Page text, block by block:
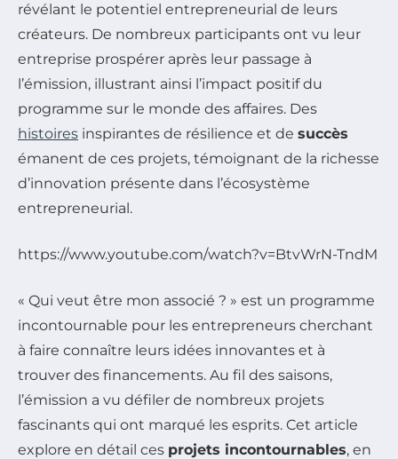
révélant le potentiel entrepreneurial de leurs
créateurs. De nombreux participants ont vu leur
entreprise prospérer après leur passage à
l’émission, illustrant ainsi l’impact positif du
programme sur le monde des affaires. Des
histoires inspirantes de résilience et de succès
émanent de ces projets, témoignant de la richesse
d’innovation présente dans l’écosystème
entrepreneurial.
https://www.youtube.com/watch?v=BtvWrN-TndM
« Qui veut être mon associé ? » est un programme
incontournable pour les entrepreneurs cherchant
à faire connaître leurs idées innovantes et à
trouver des financements. Au fil des saisons,
l’émission a vu défiler de nombreux projets
fascinants qui ont marqué les esprits. Cet article
explore en détail ces projets incontournables, en